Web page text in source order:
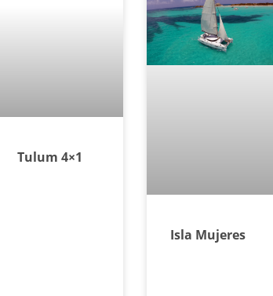
Tulum 4×1
Isla Mujeres